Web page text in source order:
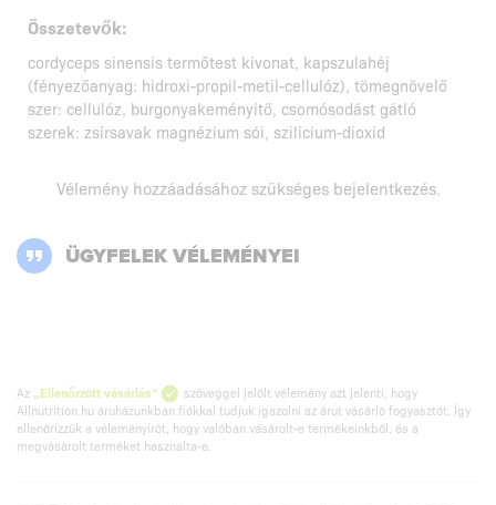
Összetevők:
cordyceps sinensis termőtest kivonat, kapszulahéj
(fényezőanyag: hidroxi-propil-metil-cellulóz), tömegnövelő
szer: cellulóz, burgonyakeményítő, csomósodást gátló
szerek: zsírsavak magnézium sói, szilícium-dioxid
Vélemény hozzáadásához szükséges bejelentkezés.
ÜGYFELEK VÉLEMÉNYEI
Az „Ellenőrzött vásárlás”
szöveggel jelölt vélemény azt jelenti, hogy
Allnutrition.hu áruházunkban fiókkal tudjuk igazolni az árut vásárló fogyasztót. Így
ellenőrizzük a véleményírót, hogy valóban vásárolt-e termékeinkből, és a
megvásárolt terméket használta-e.